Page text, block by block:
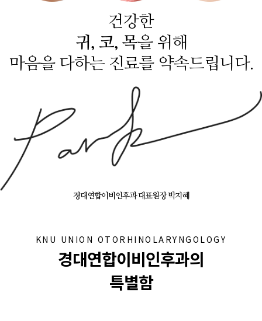
건강한
귀, 코, 목을 위해
마음을 다하는 진료를 약속드립니다.
경대연합이비인후과 대표원장 박지혜
KNU UNION OTORHINOLARYNGOLOGY
경대연합이비인후과의
특별함